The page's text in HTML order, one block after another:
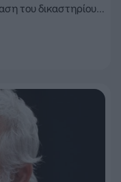
του δικαστηρίου…